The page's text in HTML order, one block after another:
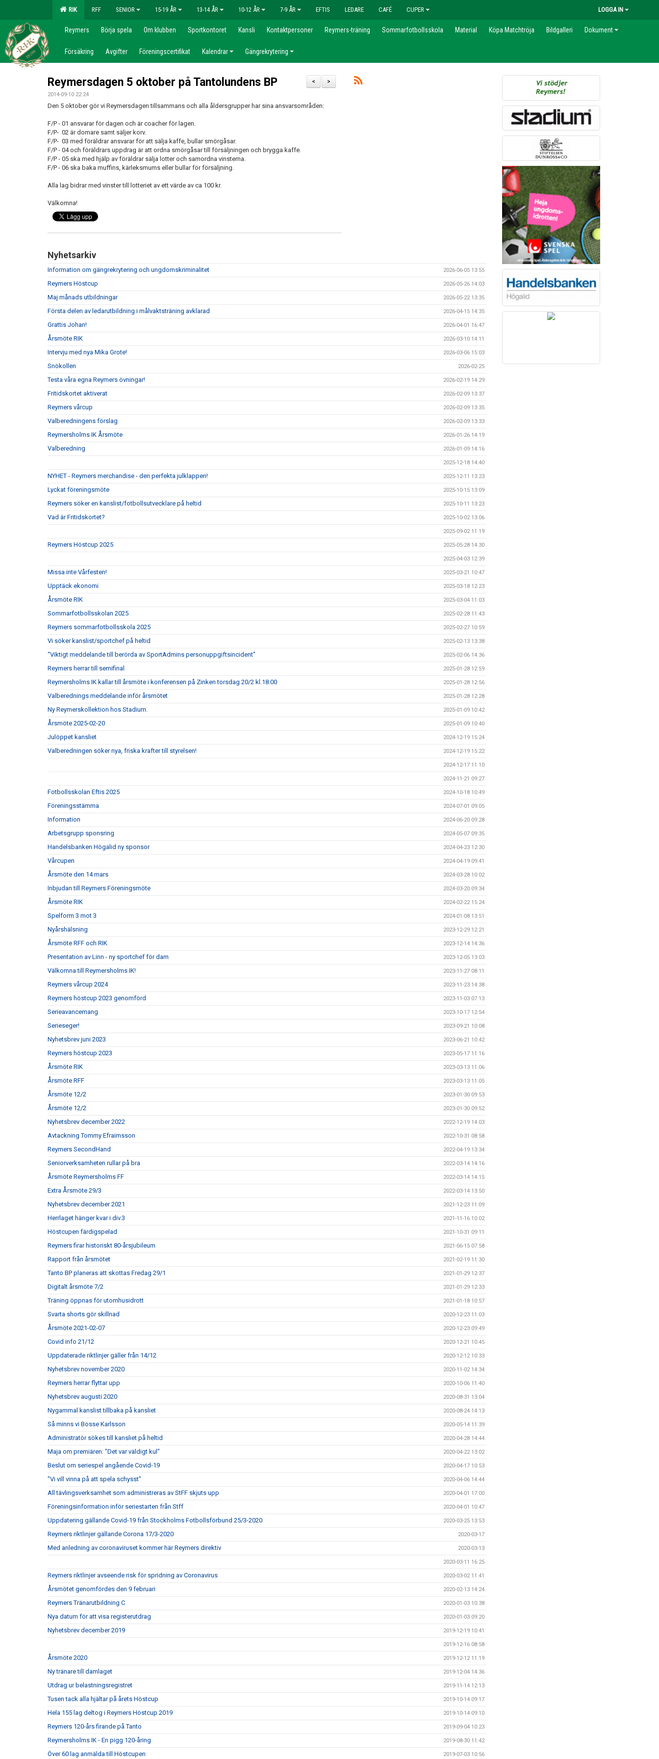
RIK RFF SENIOR 15-19 ÅR 13-14 ÅR 10-12 ÅR 7-9 ÅR EFTIS LEDARE CAFÉ CUPER LOGGA IN
Reymers Börja spela Om klubben Sportkontoret Kansli Kontaktpersoner Reymers-träning Sommarfotbollsskola Material Köpa Matchtröja Bildgalleri Dokument
Försäkring Avgifter Föreningscertifikat Kalendrar Gängrekrytering
>
<
Reymersdagen 5 oktober på Tantolundens BP
2014-09-10 22:24
Den 5 oktober gör vi Reymersdagen tillsammans och alla åldersgrupper har sina ansvarsområden:
F/P - 01 ansvarar för dagen och är coacher för lagen.
F/P- 02 är domare samt säljer korv.
F/P- 03 med föräldrar ansvarar för att sälja kaffe, bullar smörgåsar.
F/P - 04 och föräldrars uppdrag är att ordna smörgåsar till försäljningen och brygga kaffe.
F/P - 05 ska med hjälp av föräldrar sälja lotter och samordna vinsterna.
F/P - 06 ska baka muffins, kärleksmums eller bullar för försäljning.
Alla lag bidrar med vinster till lotteriet av ett värde av ca 100 kr.
Välkomna!
Nyhetsarkiv
Information om gängrekrytering och ungdomskriminalitet 2026-06-05 13:55
Reymers Höstcup 2026-05-26 14:03
Maj månads utbildningar 2026-05-22 13:35
Första delen av ledarutbildning i målvaktsträning avklarad 2026-04-15 14:35
Grattis Johan! 2026-04-01 16:47
Årsmöte RIK 2026-03-10 14:11
Intervju med nya Mika Grote! 2026-03-06 15:03
Snökollen 2026-02-25
Testa våra egna Reymers övningar! 2026-02-19 14:29
Fritidskortet aktiverat 2026-02-09 13:37
Reymers vårcup 2026-02-09 13:35
Valberedningens förslag 2026-02-09 13:33
Reymersholms IK Årsmöte 2026-01-26 14:19
Valberedning 2026-01-09 14:16
2025-12-18 14:40
NYHET - Reymers merchandise - den perfekta julklappen! 2025-12-11 13:23
Lyckat föreningsmöte 2025-10-15 13:09
Reymers söker en kanslist/fotbollsutvecklare på heltid 2025-10-11 13:23
Vad är Fritidskortet? 2025-10-02 13:06
2025-09-02 11:19
Reymers Höstcup 2025 2025-05-28 14:30
2025-04-03 12:39
Missa inte Vårfesten! 2025-03-21 10:47
Upptäck ekonomi 2025-03-18 12:23
Årsmöte RIK 2025-03-04 11:03
Sommarfotbollsskolan 2025 2025-02-28 11:43
Reymers sommarfotbollsskola 2025 2025-02-27 10:59
Vi söker kanslist/sportchef på heltid 2025-02-13 13:38
“Viktigt meddelande till berörda av SportAdmins personuppgiftsincident" 2025-02-06 14:36
Reymers herrar till semifinal 2025-01-28 12:59
Reymersholms IK kallar till årsmöte i konferensen på Zinken torsdag 20/2 kl.18.00 2025-01-28 12:56
Valberednings meddelande inför årsmötet 2025-01-28 12:28
Ny Reymerskollektion hos Stadium. 2025-01-09 10:42
Årsmöte 2025-02-20 2025-01-09 10:40
Julöppet kansliet 2024-12-19 15:24
Valberedningen söker nya, friska krafter till styrelsen! 2024-12-19 15:22
2024-12-17 11:10
2024-11-21 09:27
Fotbollsskolan Eftis 2025 2024-10-18 10:49
Föreningsstämma 2024-07-01 09:05
Information 2024-06-20 09:28
Arbetsgrupp sponsring 2024-05-07 09:35
Handelsbanken Högalid ny sponsor 2024-04-23 12:30
Vårcupen 2024-04-19 09:41
Årsmöte den 14 mars 2024-03-28 10:02
Inbjudan till Reymers Föreningsmöte 2024-03-20 09:34
Årsmöte RIK 2024-02-22 15:24
Spelform 3 mot 3 2024-01-08 13:51
Nyårshälsning 2023-12-29 12:21
Årsmöte RFF och RIK 2023-12-14 14:36
Presentation av Linn - ny sportchef för dam 2023-12-05 13:03
Välkomna till Reymersholms IK! 2023-11-27 08:11
Reymers vårcup 2024 2023-11-23 14:38
Reymers höstcup 2023 genomförd 2023-11-03 07:13
Serieavancemang 2023-10-17 12:54
Serieseger! 2023-09-21 10:08
Nyhetsbrev juni 2023 2023-06-21 10:42
Reymers höstcup 2023 2023-05-17 11:16
Årsmöte RIK 2023-03-13 11:06
Årsmöte RFF 2023-03-13 11:05
Årsmöte 12/2 2023-01-30 09:53
Årsmöte 12/2 2023-01-30 09:52
Nyhetsbrev december 2022 2022-12-19 14:03
Avtackning Tommy Efraimsson 2022-10-31 08:58
Reymers SecondHand 2022-04-19 13:34
Seniorverksamheten rullar på bra 2022-03-14 14:16
Årsmöte Reymersholms FF 2022-03-14 14:15
Extra Årsmöte 29/3 2022-03-14 13:50
Nyhetsbrev december 2021 2021-12-23 11:09
Herrlaget hänger kvar i div.3 2021-11-16 10:02
Höstcupen färdigspelad 2021-10-31 09:11
Reymers firar historiskt 80-årsjubileum 2021-06-15 07:58
Rapport från årsmötet 2021-02-19 11:30
Tanto BP planeras att skottas Fredag 29/1 2021-01-29 12:37
Digitalt årsmöte 7/2 2021-01-29 12:33
Träning öppnas för utomhusidrott 2021-01-18 10:57
Svarta shorts gör skillnad 2020-12-23 11:03
Årsmöte 2021-02-07 2020-12-23 09:49
Covid info 21/12 2020-12-21 10:45
Uppdaterade riktlinjer gäller från 14/12 2020-12-12 10:33
Nyhetsbrev november 2020 2020-11-02 14:34
Reymers herrar flyttar upp 2020-10-06 11:40
Nyhetsbrev augusti 2020 2020-08-31 13:04
Nygammal kanslist tillbaka på kansliet 2020-08-24 14:13
Så minns vi Bosse Karlsson 2020-05-14 11:39
Administratör sökes till kansliet på heltid 2020-04-28 14:44
Maja om premiären: "Det var väldigt kul" 2020-04-22 13:02
Beslut om seriespel angående Covid-19 2020-04-17 10:53
"Vi vill vinna på att spela schysst" 2020-04-06 14:44
All tävlingsverksamhet som administreras av StFF skjuts upp 2020-04-01 17:00
Föreningsinformation inför seriestarten från Stff 2020-04-01 10:47
Uppdatering gällande Covid-19 från Stockholms Fotbollsförbund 25/3-2020 2020-03-25 13:53
Reymers riktlinjer gällande Corona 17/3-2020 2020-03-17
Med anledning av coronaviruset kommer här Reymers direktiv 2020-03-13
2020-03-11 16:25
Reymers riktlinjer avseende risk för spridning av Coronavirus 2020-03-02 11:41
Årsmötet genomfördes den 9 februari 2020-02-13 14:24
Reymers Tränarutbildning C 2020-01-03 10:38
Nya datum för att visa registerutdrag 2020-01-03 09:20
Nyhetsbrev december 2019 2019-12-19 10:41
2019-12-16 08:58
Årsmöte 2020 2019-12-12 11:19
Ny tränare till damlaget 2019-12-04 14:36
Utdrag ur belastningsregistret 2019-11-14 12:13
Tusen tack alla hjältar på årets Höstcup 2019-10-14 09:17
Hela 155 lag deltog i Reymers Höstcup 2019 2019-10-14 09:10
Reymers 120-års firande på Tanto 2019-09-04 10:23
Reymersholms IK - En pigg 120-åring 2019-08-30 11:42
Över 60 lag anmälda till Höstcupen 2019-07-03 10:56